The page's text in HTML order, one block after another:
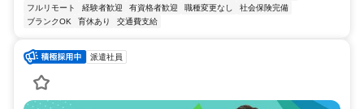
フルリモート
経験者歓迎 有資格者歓迎 職種変更なし
社会保険完備
ブランクOK
育休あり 交通費支給
派遣社員